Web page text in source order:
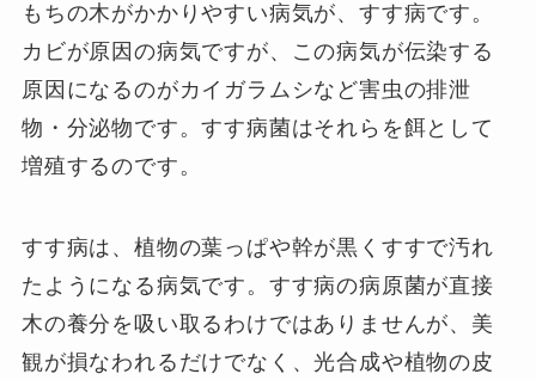
もちの木がかかりやすい病気が、すす病です。
カビが原因の病気ですが、この病気が伝染する
原因になるのがカイガラムシなど害虫の排泄
物・分泌物です。すす病菌はそれらを餌として
増殖するのです。
すす病は、植物の葉っぱや幹が黒くすすで汚れ
たようになる病気です。すす病の病原菌が直接
木の養分を吸い取るわけではありませんが、美
観が損なわれるだけでなく、光合成や植物の皮